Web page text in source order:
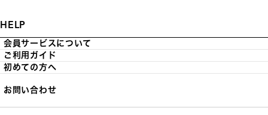
HELP
会員サービスについて
ご利用ガイド
初めての方へ
お問い合わせ